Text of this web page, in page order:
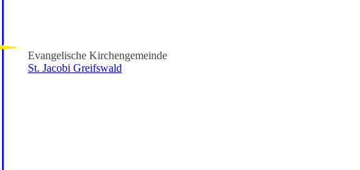
Evangelische Kirchengemeinde
St. Jacobi Greifswald